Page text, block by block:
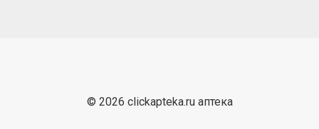
© 2026 clickapteka.ru аптека